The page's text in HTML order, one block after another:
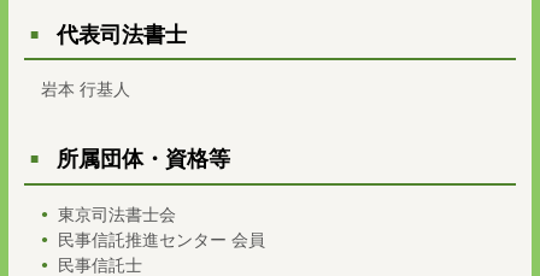
代表司法書士
岩本 行基人
所属団体・資格等
東京司法書士会
民事信託推進センター 会員
民事信託士